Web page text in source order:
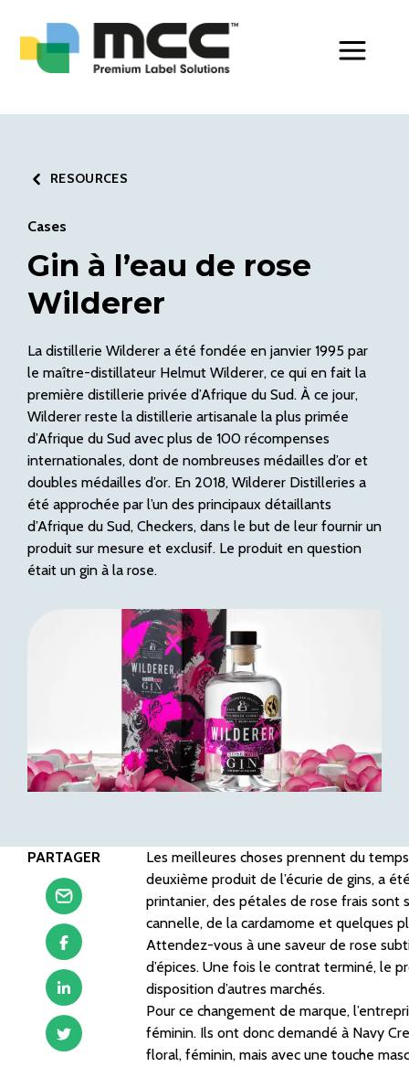
RESOURCES
Cases
Gin à l’eau de rose
Wilderer
La distillerie Wilderer a été fondée en janvier 1995 par
le maître-distillateur Helmut Wilderer, ce qui en fait la
première distillerie privée d’Afrique du Sud. À ce jour,
Wilderer reste la distillerie artisanale la plus primée
d’Afrique du Sud avec plus de 100 récompenses
internationales, dont de nombreuses médailles d’or et
doubles médailles d’or. En 2018, Wilderer Distilleries a
été approchée par l’un des principaux détaillants
d’Afrique du Sud, Checkers, dans le but de leur fournir un
produit sur mesure et exclusif. Le produit en question
était un gin à la rose.
PARTAGER
Les meilleures choses prennent du
deuxième produit de l’écurie de gins, a
printanier, des pétales de rose frais sont
cannelle, de la cardamome et quelques
Attendez-vous à une saveur de rose
d’épices. Une fois le contrat terminé, le
disposition d’autres marchés.
Pour ce changement de marque,
féminin. Ils ont donc demandé à Navy
floral, féminin, mais avec une touche